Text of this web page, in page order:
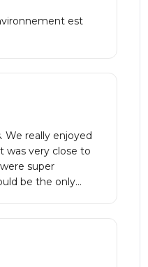
We really enjoyed
was very close to
super
be the only
lots of food
had